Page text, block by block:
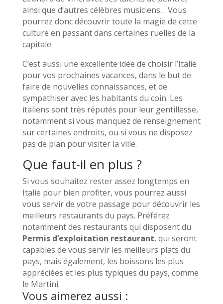
ainsi que d’autres célèbres musiciens… Vous
pourrez donc découvrir toute la magie de cette
culture en passant dans certaines ruelles de la
capitale.
C’est aussi une excellente idée de choisir l’Italie
pour vos prochaines vacances, dans le but de
faire de nouvelles connaissances, et de
sympathiser avec les habitants du coin. Les
italiens sont très réputés pour leur gentillesse,
notamment si vous manquez de renseignement
sur certaines endroits, ou si vous ne disposez
pas de plan pour visiter la ville.
Que faut-il en plus ?
Si vous souhaitez rester assez longtemps en
Italie pour bien profiter, vous pourrez aussi
vous servir de votre passage pour découvrir les
meilleurs restaurants du pays. Préférez
notamment des restaurants qui disposent du
Permis d’exploitation restaurant, qui seront
capables de vous servir les meilleurs plats du
pays, mais également, les boissons les plus
appréciées et les plus typiques du pays, comme
le Martini.
Vous aimerez aussi :